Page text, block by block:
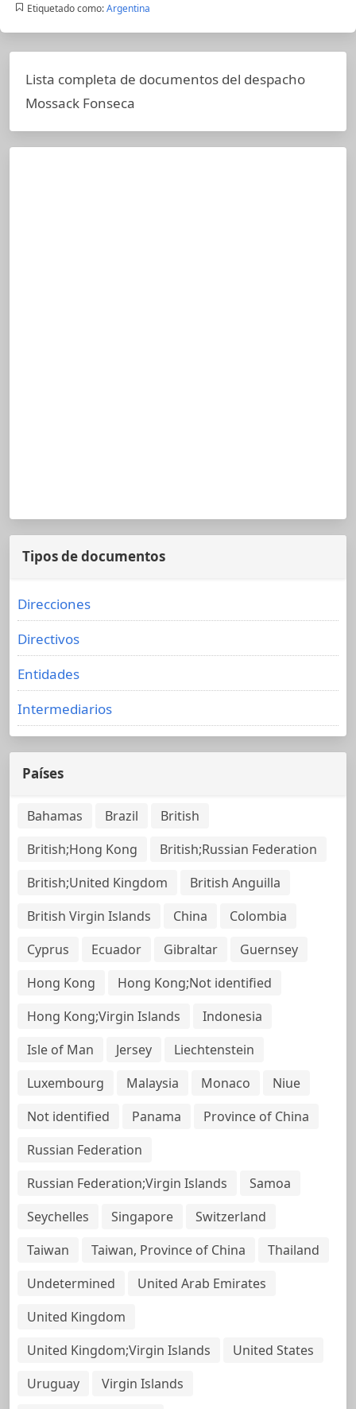
Etiquetado como: Argentina
Lista completa de documentos del despacho
Mossack Fonseca
Tipos de documentos
Direcciones
Directivos
Entidades
Intermediarios
Países
Bahamas Brazil
British
British;Hong Kong
British;Russian Federation
British;United Kingdom
British Anguilla
British Virgin Islands
China
Colombia
Cyprus
Ecuador Gibraltar
Guernsey
Hong Kong
Hong Kong;Not identified
Hong Kong;Virgin Islands
Indonesia
Isle of Man
Jersey
Liechtenstein
Luxembourg
Malaysia Monaco
Niue
Not identified
Panama
Province of China
Russian Federation
Russian Federation;Virgin Islands
Samoa
Seychelles
Singapore
Switzerland
Taiwan
Taiwan, Province of China
Thailand
Undetermined
United Arab Emirates
United Kingdom
United Kingdom;Virgin Islands
United States
Uruguay
Virgin Islands